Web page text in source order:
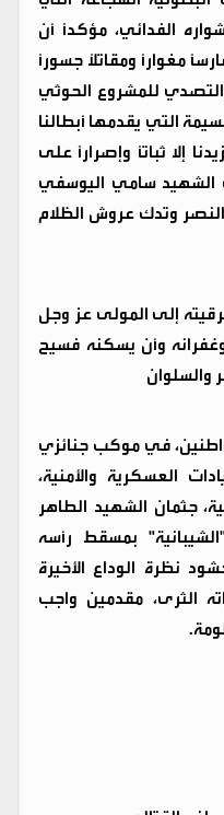
الفدائي، مؤكداً أن
مغواراً ومقاتلاً جسوراً
للمشروع الحوثي
التي يقدمها أبطالنا
إلا ثباتاً وإصراراً على
الشهيد سامي اليوسفي
وتدك عروش الظلام
إلى المولى عز وجل
وأن يسكنه فسيح
والسلوان
في موكب جنائزي
العسكرية والأمنية،
جثمان الشهيد الطاهر
بمسقط رأسه
نظرة الوداع الأخيرة
الثرى، مقدمين واجب